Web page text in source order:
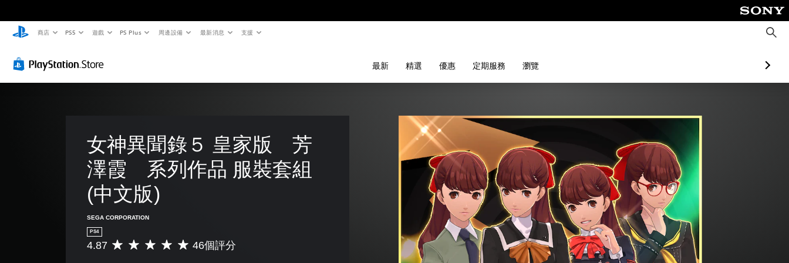
商店 PS5 遊戲 PS Plus 周邊設備 最新消息 支援
搜
尋
最新 精選 優惠 定期服務 瀏覽
女神異聞錄５ 皇家版　芳
澤霞　系列作品 服裝套組
(中文版)
SEGA CORPORATION
PS4
平
4.87 46個評分